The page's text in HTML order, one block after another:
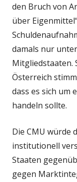
den Bruch von
über
damals nur
Mitgliedstaaten.
Österreich
dass es sich um
handeln sollte.
Die CMU würde
institutionell
Staaten
gegen